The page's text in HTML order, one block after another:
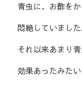
青虫に、お酢をか
悶絶していました
それ以来あまり
効果あったみたい